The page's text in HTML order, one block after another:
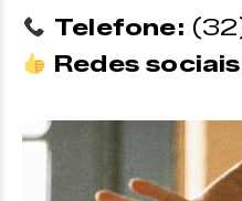
Telefone:
Redes